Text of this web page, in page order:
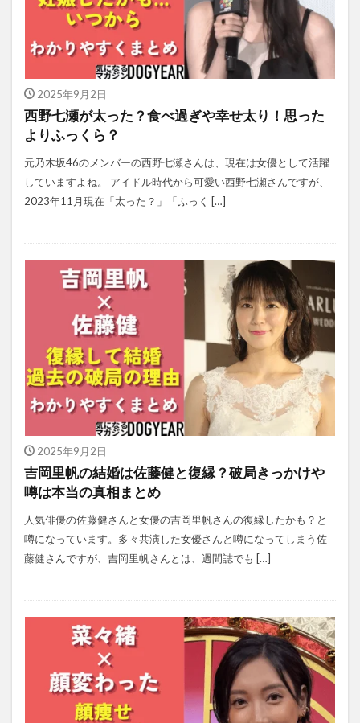
2025年9月2日
西野七瀬が太った？食べ過ぎや幸せ太り！思った
よりふっくら？
元乃木坂46のメンバーの西野七瀬さんは、現在は女優として活躍
していますよね。 アイドル時代から可愛い西野七瀬さんですが、
2023年11月現在「太った？」「ふっく […]
2025年9月2日
吉岡里帆の結婚は佐藤健と復縁？破局きっかけや
噂は本当の真相まとめ
人気俳優の佐藤健さんと女優の吉岡里帆さんの復縁したかも？と
噂になっています。多々共演した女優さんと噂になってしまう佐
藤健さんですが、吉岡里帆さんとは、週間誌でも […]